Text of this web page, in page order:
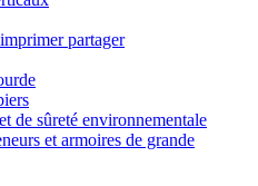
partager
de sûreté environnementale
et armoires de grande